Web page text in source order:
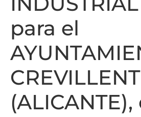
para el
CREVILLENT
(ALICANTE),